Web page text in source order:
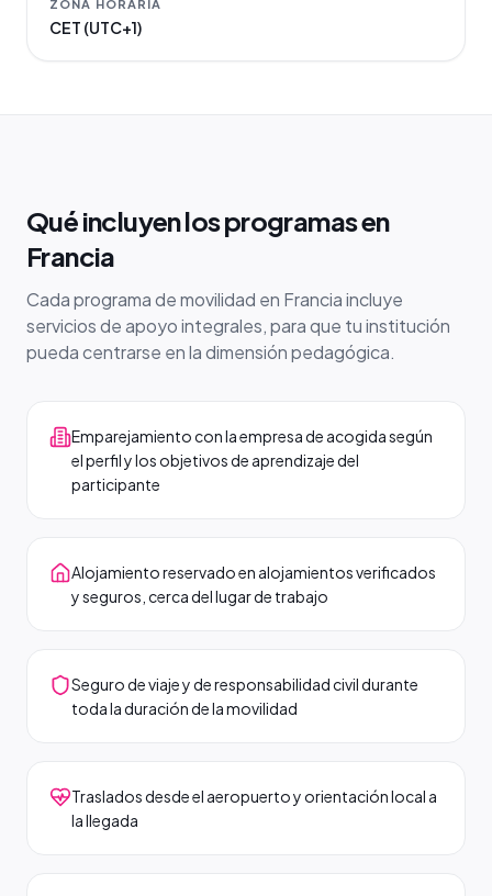
ZONA HORARIA
CET (UTC+1)
Qué incluyen los programas en
Francia
Cada programa de movilidad en Francia incluye
servicios de apoyo integrales, para que tu institución
pueda centrarse en la dimensión pedagógica.
Emparejamiento con la empresa de acogida según
el perfil y los objetivos de aprendizaje del
participante
Alojamiento reservado en alojamientos verificados
y seguros, cerca del lugar de trabajo
Seguro de viaje y de responsabilidad civil durante
toda la duración de la movilidad
Traslados desde el aeropuerto y orientación local a
la llegada